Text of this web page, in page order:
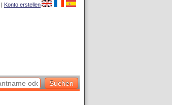
| Konto erstellen